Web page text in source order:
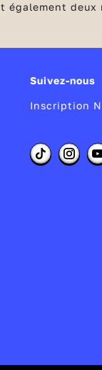
également deux
Suivez-nous
Inscription